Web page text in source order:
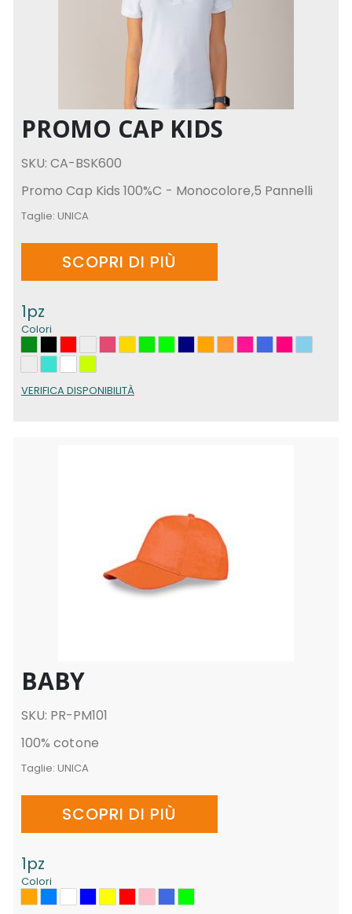
PROMO CAP KIDS
SKU: CA-BSK600
Promo Cap Kids 100%C - Monocolore,5 Pannelli
Taglie: UNICA
SCOPRI DI PIÙ
1pz
Colori
VERIFICA DISPONIBILITÀ
BABY
SKU: PR-PM101
100% cotone
Taglie: UNICA
SCOPRI DI PIÙ
1pz
Colori